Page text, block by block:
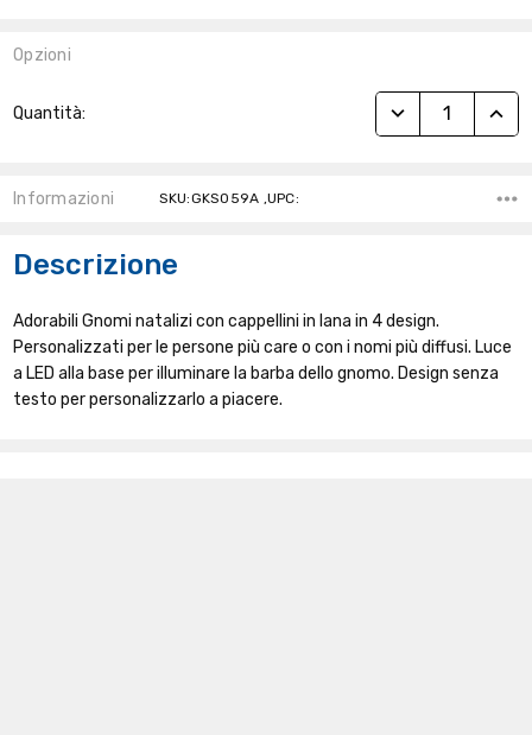
Opzioni
Attuale:
Quantità: RIDUCI
Informazioni SKU:GKS059A ,UPC:
Descrizione
Adorabili Gnomi natalizi con cappellini in lana in 4 design.
Personalizzati per le persone più care o con i nomi più diffusi. Luce
a LED alla base per illuminare la barba dello gnomo. Design senza
testo per personalizzarlo a piacere.